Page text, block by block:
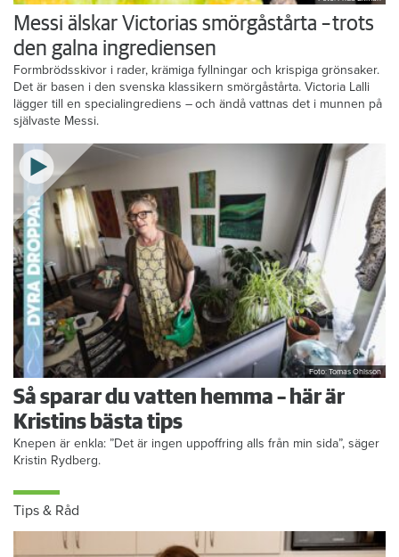
Messi älskar Victorias smörgåstårta – trots
den galna ingrediensen
Formbrödsskivor i rader, krämiga fyllningar och krispiga grönsaker.
Det är basen i den svenska klassikern smörgåstårta. Victoria Lalli
lägger till en specialingrediens – och ändå vattnas det i munnen på
självaste Messi.
Foto: Tomas Ohlsson
Så sparar du vatten hemma – här är
Kristins bästa tips
Knepen är enkla: ”Det är ingen uppoffring alls från min sida”, säger
Kristin Rydberg.
Tips & Råd